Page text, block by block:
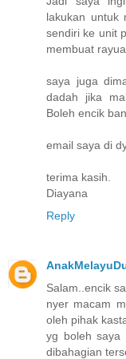
lakukan untuk
sendiri ke unit
membuat
saya juga
dadah jika
Boleh encik
email saya di
terima kasih.
Diayana
Reply
Salam..encik
nyer macam
oleh pihak
yg boleh saya
dibahagian